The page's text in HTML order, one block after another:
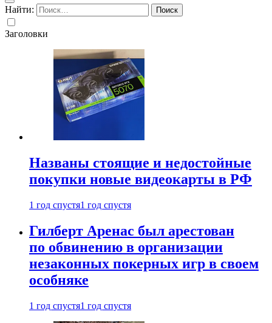
Найти:
Заголовки
Названы стоящие и недостойные
покупки новые видеокарты в РФ
1 год спустя1 год спустя
Гилберт Аренас был арестован
по обвинению в организации
незаконных покерных игр в своем
особняке
1 год спустя1 год спустя